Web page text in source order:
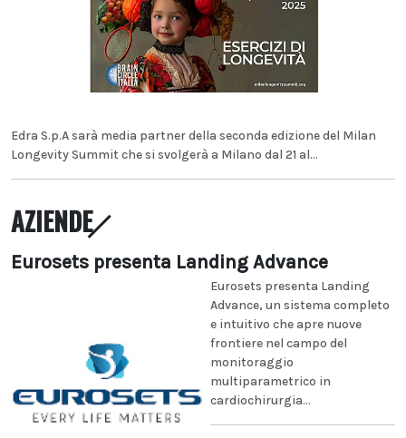
Edra S.p.A sarà media partner della seconda edizione del Milan
Longevity Summit che si svolgerà a Milano dal 21 al...
AZIENDE
Eurosets presenta Landing Advance
Eurosets presenta Landing
Advance, un sistema completo
e intuitivo che apre nuove
frontiere nel campo del
monitoraggio
multiparametrico in
cardiochirurgia...